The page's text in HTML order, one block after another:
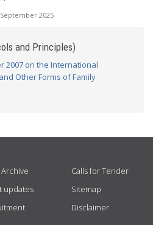
2025
and Principles)
2007 on the International
Other Forms of Family
updates
Calls for Tender
Sitemap
Disclaimer